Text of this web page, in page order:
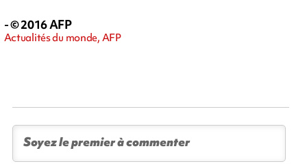
- © 2016 AFP
Actualités du monde, AFP